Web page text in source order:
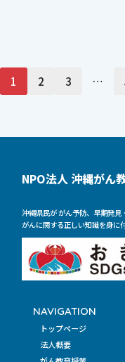
1 2 3 …
NPO法人 沖縄がん
沖縄県民が がん予防、早期発見
がんに関する正しい知識を身に
NAVIGATION
トップページ
法人概要